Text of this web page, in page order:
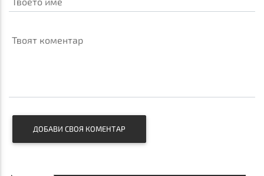
Твоят коментар
ДОБАВИ СВОЯ КОМЕНТАР